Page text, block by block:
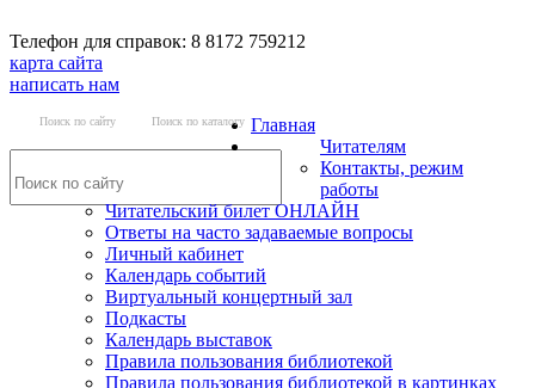
Телефон для справок: 8 8172 759212
карта сайта
написать нам
Поиск по сайту Поиск по каталогу Главная
Читателям
Контакты, режим
работы
Читательский билет ОНЛАЙН
Ответы на часто задаваемые вопросы
Личный кабинет
Календарь событий
Виртуальный концертный зал
Подкасты
Календарь выставок
Правила пользования библиотекой
Правила пользования библиотекой в картинках